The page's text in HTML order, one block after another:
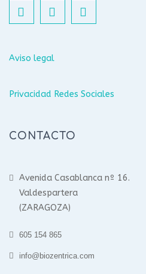
Aviso legal
Privacidad Redes Sociales
CONTACTO
Avenida Casablanca nº 16.
Valdespartera
(ZARAGOZA)
605 154 865
info@biozentrica.com